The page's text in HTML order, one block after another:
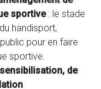
sportive : le stade
handisport,
pour en faire
sportive.
de